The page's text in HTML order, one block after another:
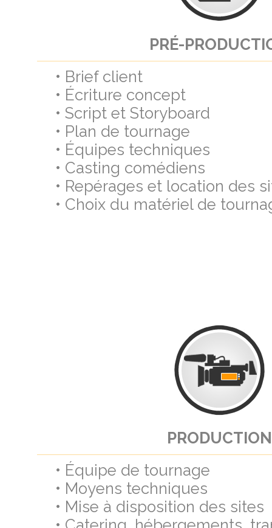
PRÉ-
• Brief client
• Écriture concept
• Script et Storyboard
• Plan de tournage
• Équipes techniques
• Casting comédiens
• Repérages et location des
• Choix du matériel de
PRODUCTION
• Équipe de tournage
• Moyens techniques
• Mise à disposition des sites